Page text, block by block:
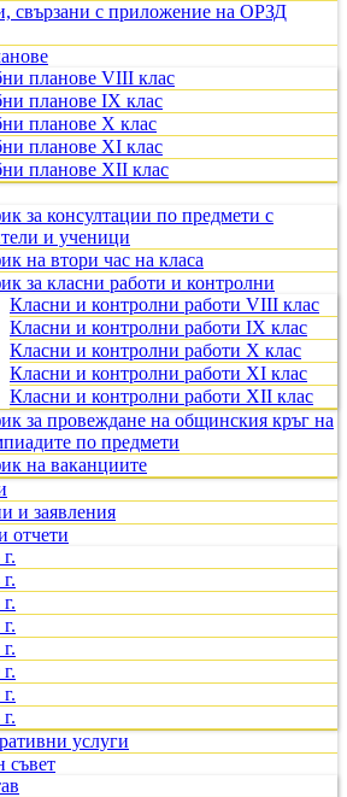
свързани с приложение на ОРЗД
планове VIII клас
планове IX клас
планове X клас
планове XI клас
планове XII клас
за консултации по предмети с
и ученици
на втори час на класа
за класни работи и контролни
Класни и контролни работи VIII клас
Класни и контролни работи IX клас
Класни и контролни работи X клас
Класни и контролни работи XI клас
Класни и контролни работи XII клас
за провеждане на общинския кръг на
по предмети
на ваканциите
и заявления
отчети
услуги
съвет